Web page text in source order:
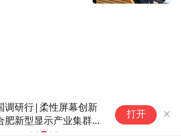
连市场，入学即入行 打开